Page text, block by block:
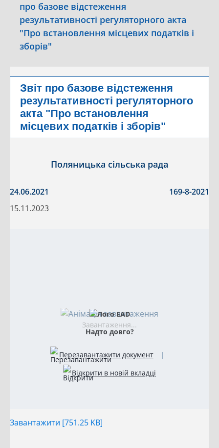
про базове відстеження
результативності регуляторного акта
"Про встановлення місцевих податків і
зборів"
Звіт про базове відстеження
результативності регуляторного
акта "Про встановлення
місцевих податків і зборів"
Поляницька сільська рада
24.06.2021
169-8-2021
15.11.2023
Завантаження...
Надто довго?
Перезавантажити документ
|
Відкрити в новій вкладці
Завантажити [751.25 KB]